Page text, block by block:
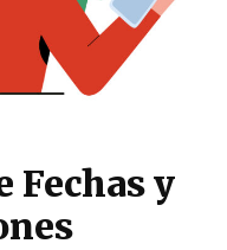
Fechas y